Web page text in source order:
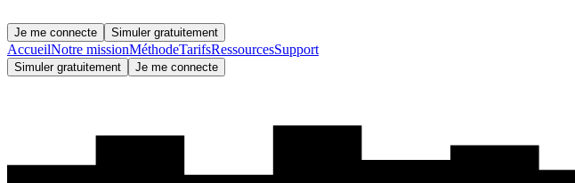
Je me connecte Simuler gratuitement
AccueilNotre missionMéthodeTarifsRessourcesSupport
Simuler gratuitement Je me connecte